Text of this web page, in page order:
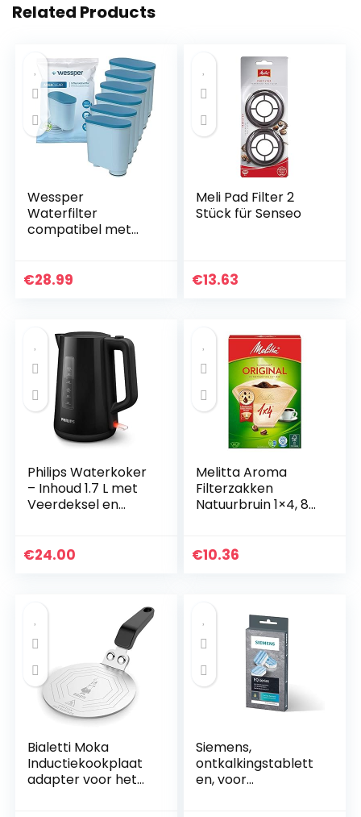
Related Products
Wessper
Waterfilter
compatibel met
CA6903/22 CA6903
€28.99
Meli Pad Filter 2
Stück für Senseo
€13.63
Philips Waterkoker
– Inhoud 1.7 L met
Veerdeksel en
(HD9318/20)
€24.00
Melitta Aroma
Filterzakken
Natuurbruin 1×4, 80
€10.36
Bialetti Moka
Inductiekookplaat
adapter voor het
Siemens,
ontkalkingstablett
en, voor